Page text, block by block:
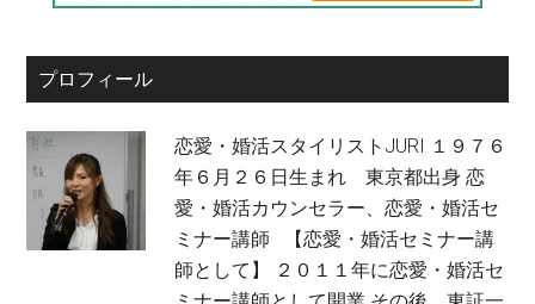
プロフィール
恋愛・婚活スタイリストJURI １９７６
年６月２６日生まれ 東京都出身 恋
愛・婚活カウンセラー、恋愛・婚活セ
ミナー講師 【恋愛・婚活セミナー講
師として】 ２０１１年に恋愛・婚活セ